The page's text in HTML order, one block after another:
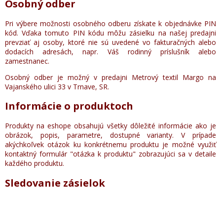
Osobný odber
Pri výbere možnosti osobného odberu získate k objednávke PIN
kód. Vďaka tomuto PIN kódu môžu zásielku na našej predajni
prevziať aj osoby, ktoré nie sú uvedené vo fakturačných alebo
dodacích adresách, napr. Váš rodinný príslušník alebo
zamestnanec.
Osobný odber je možný v predajni Metrový textil Margo na
Vajanského ulici 33 v Trnave, SR.
Informácie o produktoch
Produkty na eshope obsahujú všetky dôležité informácie ako je
obrázok, popis, parametre, dostupné varianty. V prípade
akýchkoľvek otázok ku konkrétnemu produktu je možné využiť
kontaktný formulár "otázka k produktu" zobrazujúci sa v detaile
každého produktu.
Sledovanie zásielok